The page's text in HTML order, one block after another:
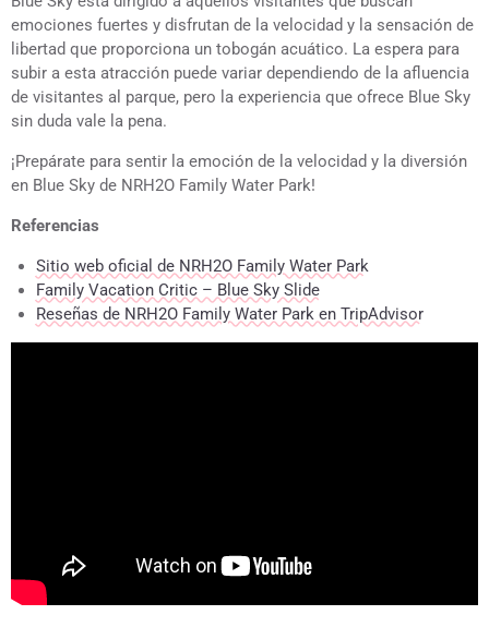
emociones fuertes y disfrutan de la velocidad y la sensación de
libertad que proporciona un tobogán acuático. La espera para
subir a esta atracción puede variar dependiendo de la afluencia
de visitantes al parque, pero la experiencia que ofrece Blue Sky
sin duda vale la pena.
¡Prepárate para sentir la emoción de la velocidad y la diversión
en Blue Sky de NRH2O Family Water Park!
Referencias
Sitio web oficial de NRH2O Family Water Park
Family Vacation Critic – Blue Sky Slide
Reseñas de NRH2O Family Water Park en TripAdvisor